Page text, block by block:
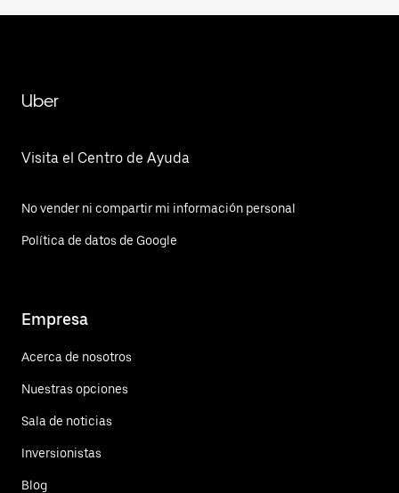
Uber
Visita el Centro de Ayuda
No vender ni compartir mi información personal
Política de datos de Google
Empresa
Acerca de nosotros
Nuestras opciones
Sala de noticias
Inversionistas
Blog